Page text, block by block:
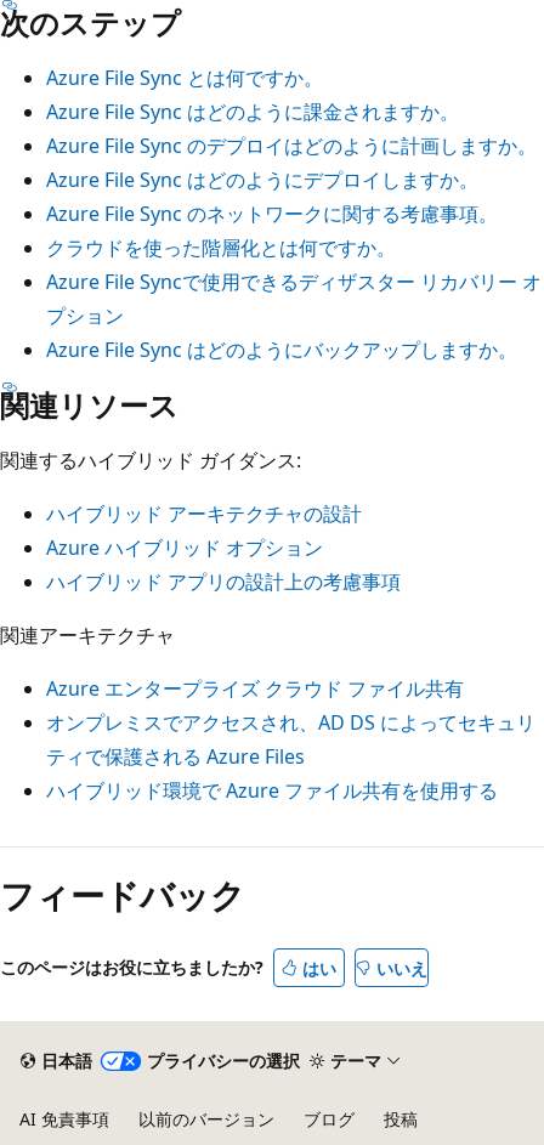
次のステップ
Azure File Sync とは何ですか。
Azure File Sync はどのように課金されますか。
Azure File Sync のデプロイはどのように計画しますか。
Azure File Sync はどのようにデプロイしますか。
Azure File Sync のネットワークに関する考慮事項。
クラウドを使った階層化とは何ですか。
Azure File Syncで使用できるディザスター リカバリー オ
プション
Azure File Sync はどのようにバックアップしますか。
関連リソース
関連するハイブリッド ガイダンス:
ハイブリッド アーキテクチャの設計
Azure ハイブリッド オプション
ハイブリッド アプリの設計上の考慮事項
関連アーキテクチャ
Azure エンタープライズ クラウド ファイル共有
オンプレミスでアクセスされ、AD DS によってセキュリ
ティで保護される Azure Files
ハイブリッド環境で Azure ファイル共有を使用する
フィードバック
このページはお役に立ちましたか? はい いいえ
日本語 プライバシーの選択 テーマ
AI 免責事項 以前のバージョン ブログ
投稿